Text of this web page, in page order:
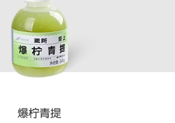
爆柠青提